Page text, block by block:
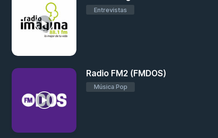
Entrevistas
Radio FM2 (FMDOS)
Música Pop